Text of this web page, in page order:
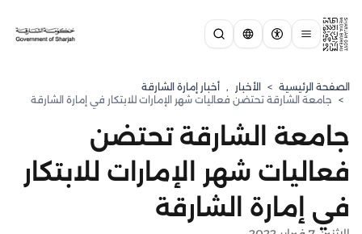
الصفحة الرئيسية > الأخبار , أخبار إمارة الشارقة
> جامعة الشارقة تحتضن فعاليات شهر الإمارات للابتكار في إمارة الشارقة
جامعة الشارقة تحتضن
فعاليات شهر الإمارات للابتكار
في إمارة الشارقة